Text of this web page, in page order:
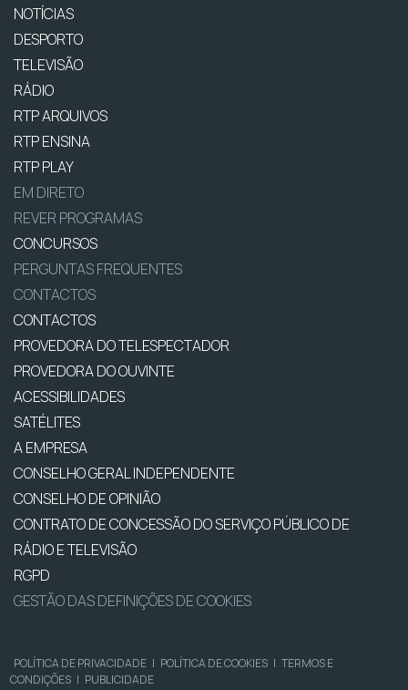
NOTÍCIAS
DESPORTO
TELEVISÃO
RÁDIO
RTP ARQUIVOS
RTP ENSINA
RTP PLAY
EM DIRETO
REVER PROGRAMAS
CONCURSOS
PERGUNTAS FREQUENTES
CONTACTOS
CONTACTOS
PROVEDORA DO TELESPECTADOR
PROVEDORA DO OUVINTE
ACESSIBILIDADES
SATÉLITES
A EMPRESA
CONSELHO GERAL INDEPENDENTE
CONSELHO DE OPINIÃO
CONTRATO DE CONCESSÃO DO SERVIÇO PÚBLICO DE
RÁDIO E TELEVISÃO
RGPD
GESTÃO DAS DEFINIÇÕES DE COOKIES
POLÍTICA DE PRIVACIDADE | POLÍTICA DE COOKIES | TERMOS E
CONDIÇÕES | PUBLICIDADE